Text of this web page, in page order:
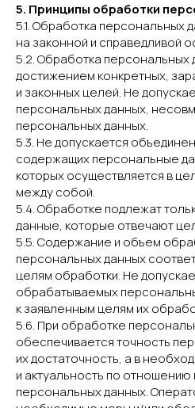
5. Принципы обработки
5.1. Обработка персональных
на законной и справедливой
5.2. Обработка персональных
достижением конкретных,
и законных целей. Не
персональных данных,
персональных данных.
5.3. Не допускается
содержащих персональные
которых осуществляется в
между собой.
5.4. Обработке подлежат
данные, которые отвечают
5.5. Содержание и объем
персональных данных
целям обработки. Не
обрабатываемых
к заявленным целям их
5.6. При обработке
обеспечивается точность
их достаточность, а в
и актуальность по
персональных данных.